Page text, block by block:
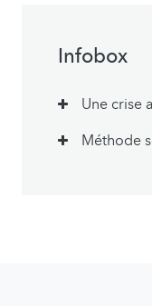
Infobox
Une crise
Méthode